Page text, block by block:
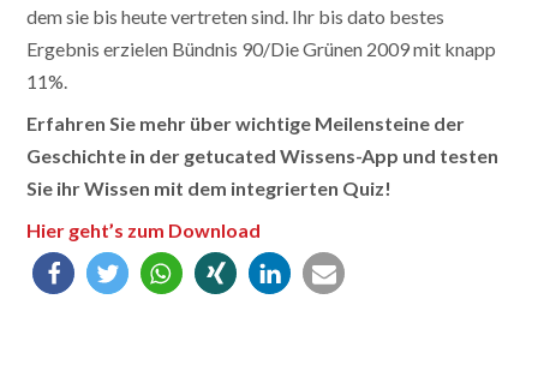
dem sie bis heute vertreten sind. Ihr bis dato bestes
Ergebnis erzielen Bündnis 90/Die Grünen 2009 mit knapp
11%.
Erfahren Sie mehr über wichtige Meilensteine der
Geschichte in der getucated Wissens-App und testen
Sie ihr Wissen mit dem integrierten Quiz!
Hier geht’s zum Download